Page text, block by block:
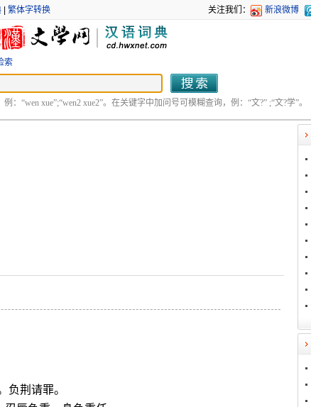
| 繁体字转换 关注我们： 新浪微博
索
：“wen xue”;“wen2 xue2”。在关键字中加问号可模糊查询，例：“文?” ;“文?学”。
负荆请罪。